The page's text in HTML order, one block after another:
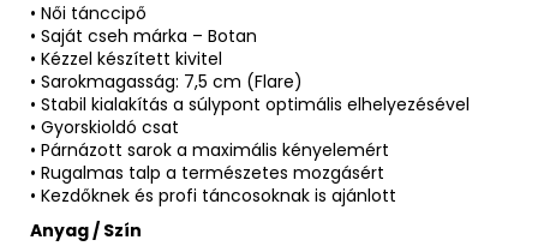
• Női tánccipő
• Saját cseh márka – Botan
• Kézzel készített kivitel
• Sarokmagasság: 7,5 cm (Flare)
• Stabil kialakítás a súlypont optimális elhelyezésével
• Gyorskioldó csat
• Párnázott sarok a maximális kényelemért
• Rugalmas talp a természetes mozgásért
• Kezdőknek és profi táncosoknak is ajánlott
Anyag / Szín